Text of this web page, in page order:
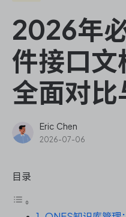
ONES Assistant
2026年
件接口文
全面对比
Eric Chen
2026-07-06
目录